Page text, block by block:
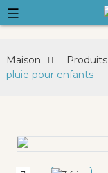
Maison Produits
pluie pour enfants